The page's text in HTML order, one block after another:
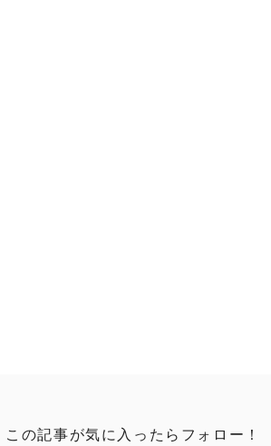
この記事が気に入ったらフォロー！